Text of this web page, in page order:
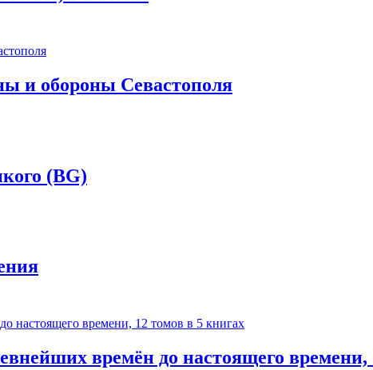
и обороны Севастополя
(BG)
времён до настоящего времени,